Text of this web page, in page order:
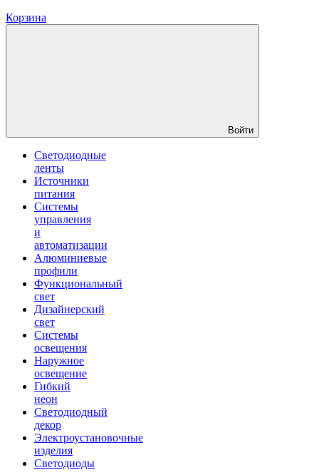
Корзина
Войти
Светодиодные
ленты
Источники
питания
Системы
управления
и
автоматизации
Алюминиевые
профили
Функциональный
свет
Дизайнерский
свет
Системы
освещения
Наружное
освещение
Гибкий
неон
Светодиодный
декор
Электроустановочные
изделия
Светодиоды